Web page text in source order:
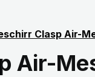
Clasp Air-
Air-